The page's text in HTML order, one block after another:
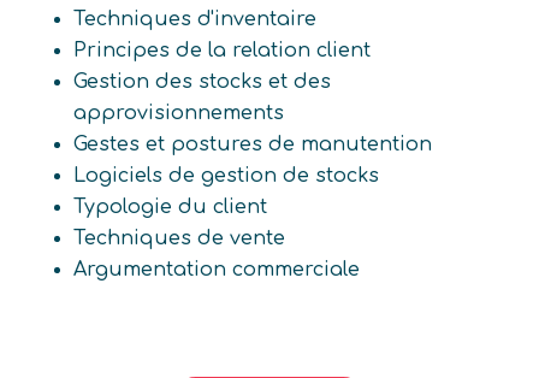
Techniques d'inventaire
Principes de la relation client
Gestion des stocks et des
approvisionnements
Gestes et postures de manutention
Logiciels de gestion de stocks
Typologie du client
Techniques de vente
Argumentation commerciale